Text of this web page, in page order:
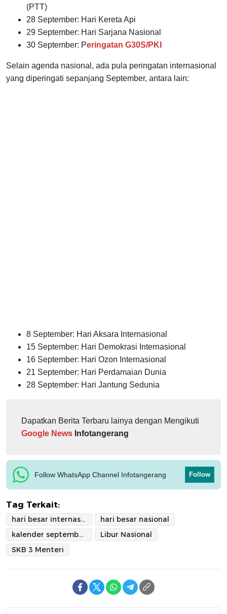
(PTT)
28 September: Hari Kereta Api
29 September: Hari Sarjana Nasional
30 September: Peringatan G30S/PKI
Selain agenda nasional, ada pula peringatan internasional
yang diperingati sepanjang September, antara lain:
8 September: Hari Aksara Internasional
15 September: Hari Demokrasi Internasional
16 September: Hari Ozon Internasional
21 September: Hari Perdamaian Dunia
28 September: Hari Jantung Sedunia
Dapatkan Berita Terbaru lainya dengan Mengikuti
Google News Infotangerang
Follow WhatsApp Channel Infotangerang Follow
Tag Terkait:
hari besar internasional
hari besar nasional
kalender september 2025
Libur Nasional
SKB 3 Menteri